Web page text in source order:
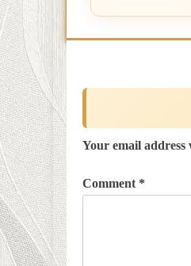
Your email
Comment *